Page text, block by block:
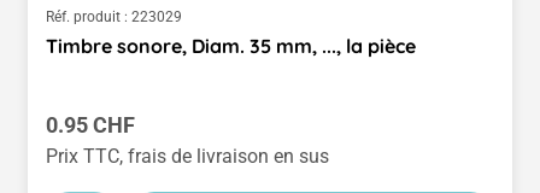
Réf. produit : 223029
Timbre sonore, Diam. 35 mm, ..., la pièce
Prix régulier :
0.95 CHF
Prix TTC, frais de livraison en sus